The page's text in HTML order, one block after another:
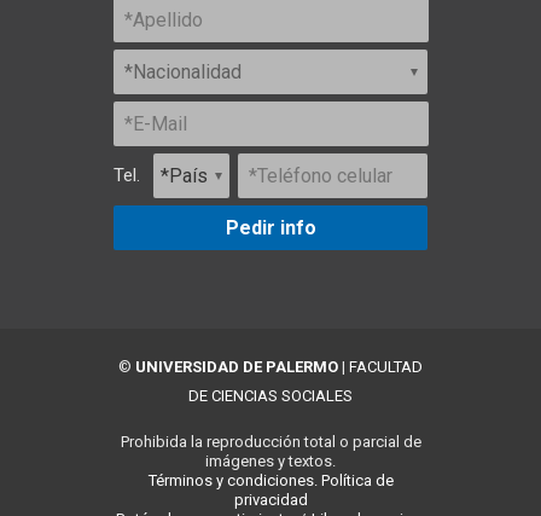
Tel.
Pedir info
© UNIVERSIDAD DE PALERMO | FACULTAD
DE CIENCIAS SOCIALES
Prohibida la reproducción total o parcial de
imágenes y textos.
Términos y condiciones. Política de
privacidad